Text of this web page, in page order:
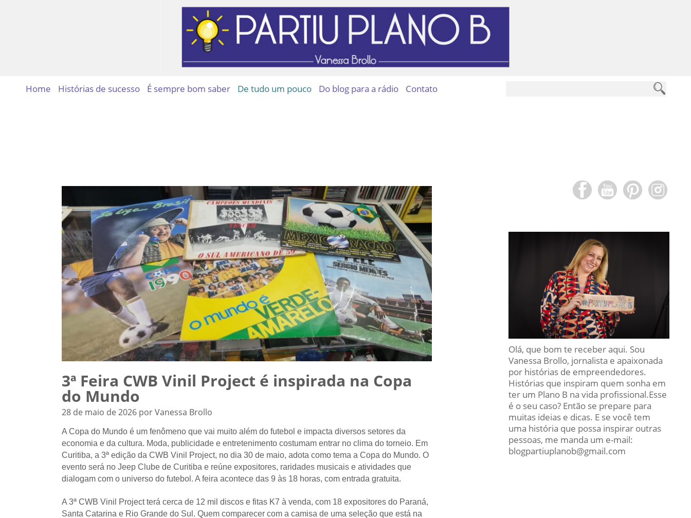
Home Histórias de sucesso É sempre bom saber De tudo um pouco Do blog para a rádio Contato
Olá, que bom te receber aqui. Sou
Vanessa Brollo, jornalista e apaixonada
por histórias de empreendedores.
Histórias que inspiram quem sonha em
ter um Plano B na vida profissional.Esse
é o seu caso? Então se prepare para
muitas ideias e dicas. E se você tem
uma história que possa inspirar outras
pessoas, me manda um e-mail:
blogpartiuplanob@gmail.com
3ª Feira CWB Vinil Project é inspirada na Copa
do Mundo
28 de maio de 2026 por Vanessa Brollo
A Copa do Mundo é um fenômeno que vai muito além do futebol e impacta diversos setores da
economia e da cultura. Moda, publicidade e entretenimento costumam entrar no clima do torneio. Em
Curitiba, a 3ª edição da CWB Vinil Project, no dia 30 de maio, adota como tema a Copa do Mundo. O
evento será no Jeep Clube de Curitiba e reúne expositores, raridades musicais e atividades que
dialogam com o universo do futebol. A feira acontece das 9 às 18 horas, com entrada gratuita.
A 3ª CWB Vinil Project terá cerca de 12 mil discos e fitas K7 à venda, com 18 expositores do Paraná,
Santa Catarina e Rio Grande do Sul. Quem comparecer com a camisa de uma seleção que está na